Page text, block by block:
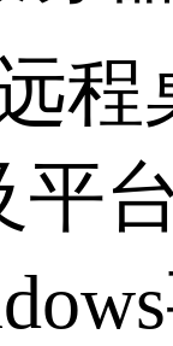
程
平